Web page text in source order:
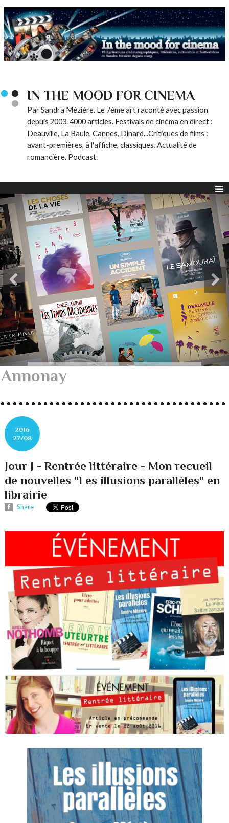
IN THE MOOD FOR CINEMA
Par Sandra Mézière. Le 7ème art raconté avec passion
depuis 2003. 4000 articles. Festivals de cinéma en direct :
Deauville, La Baule, Cannes, Dinard...Critiques de films :
avant-premières, à l'affiche, classiques. Actualité de
romancière. Podcast.
Annonay
2016
27/08
Jour J - Rentrée littéraire - Mon recueil
de nouvelles "Les illusions parallèles" en
librairie
Share